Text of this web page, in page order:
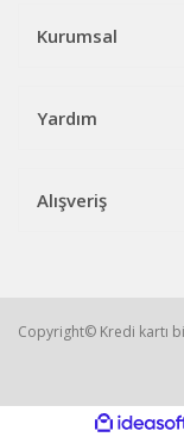
Kurumsal
Yardım
Alışveriş
Copyright© Kredi kartı